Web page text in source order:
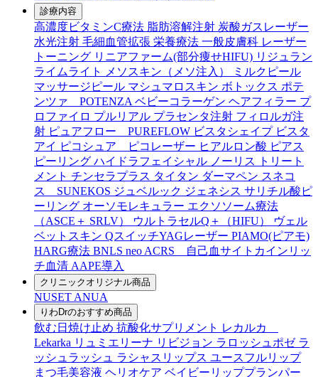
診療内容
高濃度ビタミンC療法 脂肪溶解注射 炭酸ガスレーザー
水光注射 毛細血管拡張 栄養療法 一般皮膚科 レーザー
トーニング リニアファーム(部分痩せHIFU) リジュラン
ライムライト
メソスキン（メソ注入）
ミルクピール
マッサージピール マシュマロスキン ボトックス ポテ
ンツァ POTENZA ベビーコラーゲン ヘアフィラー プ
ロファイロ プルリアル プラセンタ注射 フィロルガ注
射 ピュアフロー PUREFLOW ビスタシェイプ ビスタ
アイ ピコシュア ピコレーザー ヒアルロン酸 ピアス
ピーリング ハイドラフェイシャル ノーリス
トリート
メント チンセラプラス タイタン ダーマペン スネコ
ス SUNEKOS ジュベルック ジェネシス サリチル酸ピ
ーリング オーソモレキュラー エクソソーム療法
（ASCE＋ SRLV）
ウルトラセルQ＋（HIFU）
ヴェル
ベットスキン QスイッチYAGレーザー PIAMO(ピアモ)
HARG療法 BNLS neo ACRS 自己血サイトカインリッ
チ血清 AAPE導入
クリニックオリジナル商品
NUSET ANUA
りわDrのおすすめ商品
飲む日焼け止め 抗酸化サプリメント レカルカ
Lekarka リュミエリーナ リビジョン ラロッシュポゼ ラ
ッシュラッシュ ラシャスリップス ユースフルリップ
まつ毛美容液 ヘリオケア ベイビーリッププランパー